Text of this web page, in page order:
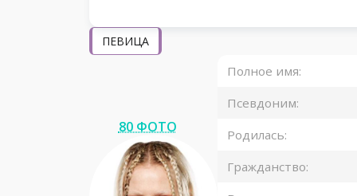
ПЕВИЦА
80 ФОТО
Полное имя:
Псевдоним:
Родилась:
Гражданство: